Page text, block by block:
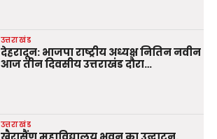
उत्तराखंड
देहरादून: भाजपा राष्ट्रीय अध्यक्ष नितिन नवीन
आज तीन दिवसीय उत्तराखंड दौरा…
उत्तराखंड